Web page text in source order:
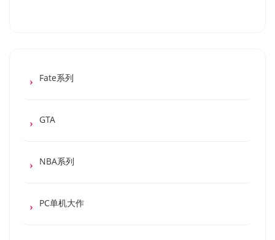
Fate系列
GTA
NBA系列
PC单机大作